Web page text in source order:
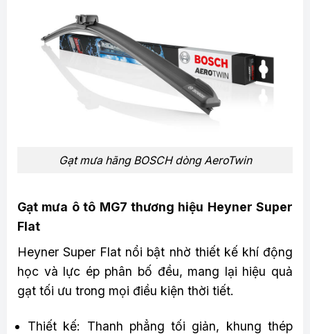
Gạt mưa hãng BOSCH dòng AeroTwin
Gạt mưa ô tô MG7 thương hiệu Heyner Super
Flat
Heyner Super Flat nổi bật nhờ thiết kế khí động
học và lực ép phân bố đều, mang lại hiệu quả
gạt tối ưu trong mọi điều kiện thời tiết.
Thiết kế: Thanh phẳng tối giản, khung thép